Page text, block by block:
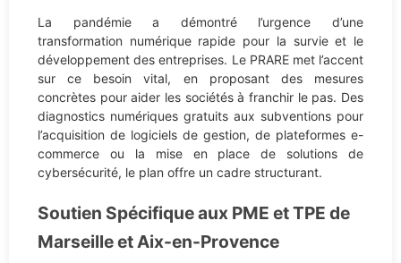
La pandémie a démontré l’urgence d’une
transformation numérique rapide pour la survie et le
développement des entreprises. Le PRARE met l’accent
sur ce besoin vital, en proposant des mesures
concrètes pour aider les sociétés à franchir le pas. Des
diagnostics numériques gratuits aux subventions pour
l’acquisition de logiciels de gestion, de plateformes e-
commerce ou la mise en place de solutions de
cybersécurité, le plan offre un cadre structurant.
Soutien Spécifique aux PME et TPE de
Marseille et Aix-en-Provence